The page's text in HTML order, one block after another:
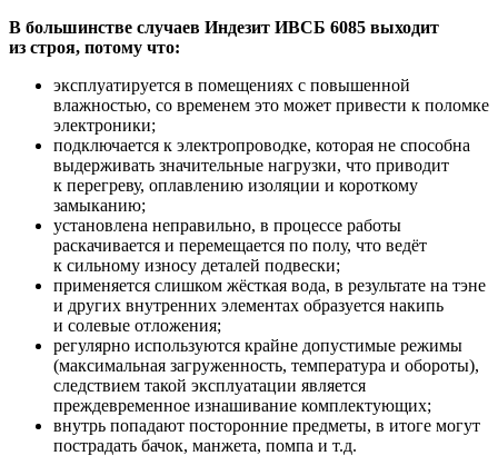
В большинстве случаев Индезит ИВСБ 6085 выходит
из строя, потому что:
эксплуатируется в помещениях с повышенной
влажностью, со временем это может привести к поломке
электроники;
подключается к электропроводке, которая не способна
выдерживать значительные нагрузки, что приводит
к перегреву, оплавлению изоляции и короткому
замыканию;
установлена неправильно, в процессе работы
раскачивается и перемещается по полу, что ведёт
к сильному износу деталей подвески;
применяется слишком жёсткая вода, в результате на тэне
и других внутренних элементах образуется накипь
и солевые отложения;
регулярно используются крайне допустимые режимы
(максимальная загруженность, температура и обороты),
следствием такой эксплуатации является
преждевременное изнашивание комплектующих;
внутрь попадают посторонние предметы, в итоге могут
пострадать бачок, манжета, помпа и т.д.